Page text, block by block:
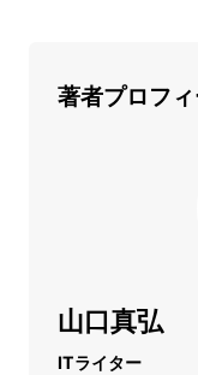
著者プロフ
山口真弘
ITライター